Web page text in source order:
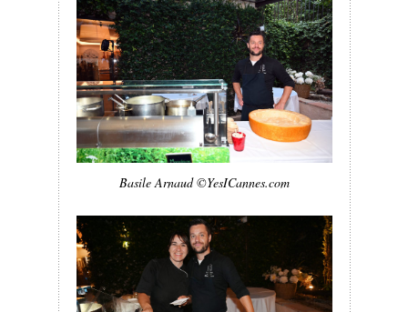
Basile Arnaud ©YesICannes.com